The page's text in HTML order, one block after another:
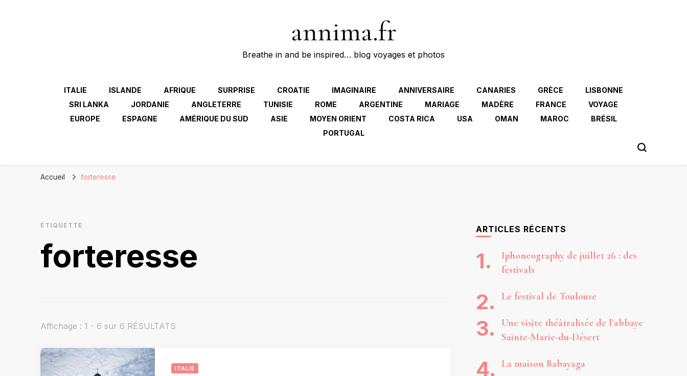
annima.fr
Breathe in and be inspired… blog voyages et photos
ITALIE ISLANDE AFRIQUE SURPRISE CROATIE IMAGINAIRE ANNIVERSAIRE CANARIES GRÈCE
LISBONNE
SRI LANKA
JORDANIE ANGLETERRE TUNISIE ROME ARGENTINE MARIAGE MADÈRE FRANCE
VOYAGE
EUROPE
ESPAGNE AMÉRIQUE DU SUD ASIE MOYEN ORIENT COSTA RICA USA OMAN MAROC
BRÉSIL
PORTUGAL
Accueil forteresse
ÉTIQUETTE
forteresse
Affichage : 1 - 6 sur 6 RÉSULTATS
ITALIE
ARTICLES RÉCENTS
Iphoneography de juillet 26 : des
festivals
Le festival de Toulouse
Une visite théâtralisée de l’abbaye
Sainte-Marie-du-Désert
La maison Babayaga